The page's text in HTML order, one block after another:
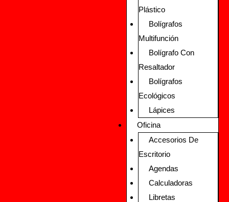
Plástico
Bolígrafos
Multifunción
Bolígrafo Con
Resaltador
Bolígrafos
Ecológicos
Lápices
Oficina
Accesorios De
Escritorio
Agendas
Calculadoras
Libretas